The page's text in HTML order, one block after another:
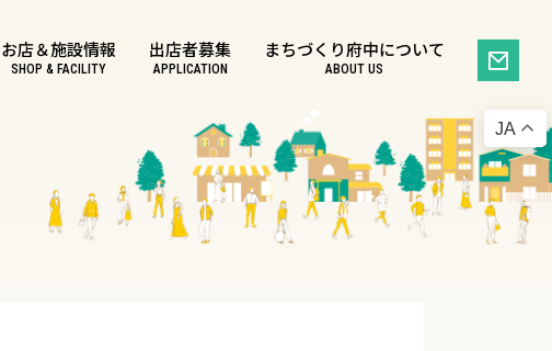
お店＆施設情報
SHOP & FACILITY
出店者募集
APPLICATION
まちづくり府中について
ABOUT US
JA